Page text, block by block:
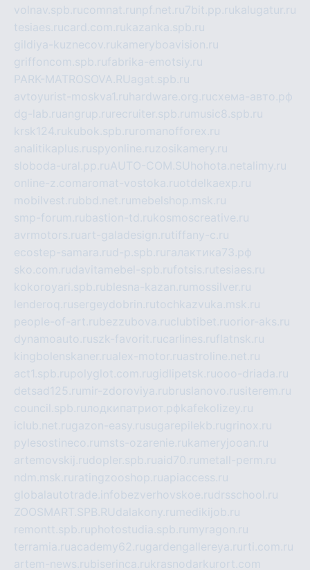
volnav.spb.rucomnat.ru npf.net.ru 7bit.pp.rukalugatur.ru
tesiaes.rucard.com.rukazanka.spb.ru
gildiya-kuznecov.rukameryboavision.ru
griffoncom.spb.rufabrika-emotsiy.ru
PARK-MATROSOVA.RUagat.spb.ru
avtoyurist-moskva1.ru hardware.org.ruсхема-авто.рф
dg-lab.ruangrup.ru recruiter.spb.ru music8.spb.ru
krsk124.rukubok.spb.ru romanofforex.ru
analitikaplus.ruspyonline.ruzosikamery.ru
sloboda-ural.pp.ruAUTO-COM.SU hohota.net alimy.ru
online-z.comaromat-vostoka.ruotdelkaexp.ru
mobilvest.rubbd.net.ru mebelshop.msk.ru
smp-forum.rubastion-td.rukosmoscreative.ru
avrmotors.ruart-galadesign.rutiffany-c.ru
ecostep-samara.rud-p.spb.ru галактика73.рф
sko.com.rudavitamebel-spb.rufotsis.rutesiaes.ru
kokoroyari.spb.rublesna-kazan.ru mossilver.ru
lenderoq.rusergeydobrin.rutochkazvuka.msk.ru
people-of-art.rubezzubova.ruclubtibet.ruorior-aks.ru
dynamoauto.ruszk-favorit.rucarlines.ruflatnsk.ru
kingbolenskaner.rualex-motor.ruastroline.net.ru
act1.spb.rupolyglot.com.rugidlipetsk.ruooo-driada.ru
detsad125.ru mir-zdoroviya.rubruslanovo.rusiterem.ru
council.spb.ruлодкипатриот.рфkafekolizey.ru
iclub.net.rugazon-easy.rusugarepilekb.rugrinox.ru
pylesostineco.ru msts-ozarenie.rukameryjooan.ru
artemovskij.rudopler.spb.ruaid70.ru metall-perm.ru
ndm.msk.ru ratingzooshop.ruapiaccess.ru
globalautotrade.info bezverhovskoe.rudrsschool.ru
ZOOSMART.SPB.RUdalakony.ru medikijob.ru
remontt.spb.ruphotostudia.spb.ru myragon.ru
terramia.ruacademy62.rugardengallereya.ru rti.com.ru
artem-news.rubiserinca.rukrasnodarkurort.com